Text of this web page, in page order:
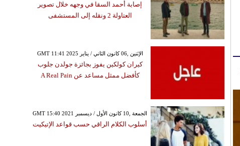
إصابة أحمد السقا في وجهه خلال تصوير
العتاولة 2 ونقله إلى المستشفى
GMT 11:41 2025 الإثنين ,06 كانون الثاني / يناير
كيران كولكين يفوز بجائزة جولدن جلوب
كأفضل ممثل مساعد عن A Real Pain
GMT 15:40 2021 الجمعة ,10 كانون الأول / ديسمبر
أسلوب الكلام الراقي حسب قواعد الإتيكيت